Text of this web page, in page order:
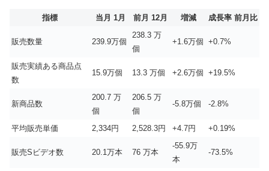
指標 当月 1月 前月 12月 増減 成長率 前月比
販売数量 239.9万個
238.3 万
個
+1.6万個 +0.7%
販売実績ある商品点
数
15.9万個 13.3 万個 +2.6万個 +19.5%
新商品数
200.7 万
個
206.5 万
個
-5.8万個 -2.8%
平均販売単価 2,334円 2,528.3円 +4.7円 +0.19%
販売Sビデオ数 20.1万本 76 万本
-55.9万
本
-73.5%